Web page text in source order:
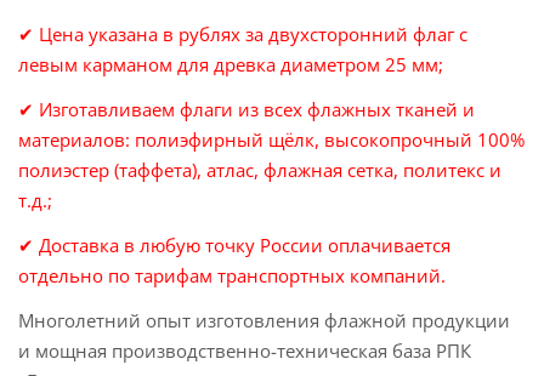
✔ Цена указана в рублях за двухсторонний флаг с
левым карманом для древка диаметром 25 мм;
✔ Изготавливаем флаги из всех флажных тканей и
материалов: полиэфирный щёлк, высокопрочный 100%
полиэстер (таффета), атлас, флажная сетка, политекс и
т.д.;
✔ Доставка в любую точку России оплачивается
отдельно по тарифам транспортных компаний.
Многолетний опыт изготовления флажной продукции
и мощная производственно-техническая база РПК